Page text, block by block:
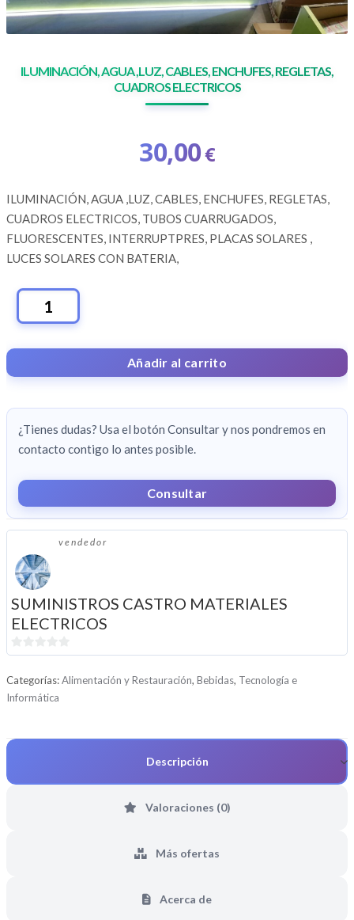
ILUMINACIÓN, AGUA ,LUZ, CABLES, ENCHUFES, REGLETAS,
CUADROS ELECTRICOS
30,00€
ILUMINACIÓN, AGUA ,LUZ, CABLES, ENCHUFES, REGLETAS,
CUADROS ELECTRICOS, TUBOS CUARRUGADOS,
FLUORESCENTES, INTERRUPTPRES, PLACAS SOLARES ,
LUCES SOLARES CON BATERIA,
ILUMINACIÓN,
,LUZ,
CABLES,
REGLETAS,
CUADROS
CANTIDAD
Añadir al carrito
¿Tienes dudas? Usa el botón Consultar y nos pondremos en
contacto contigo lo antes posible.
Consultar
vendedor
SUMINISTROS CASTRO MATERIALES
ELECTRICOS
0
d
Categorías:Alimentación y Restauración, Bebidas, Tecnología e
Informática
Descripción
Valoraciones (0)
Más ofertas
Acerca de